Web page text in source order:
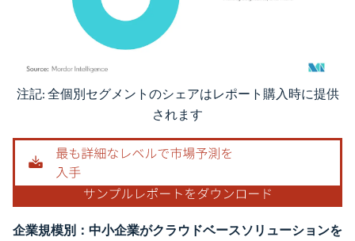
画像 © Mordor Intelligence。再利用にはCC BY 4.0の表示が必要です。
注記: 全個別セグメントのシェアはレポート購入時に提供
されます
企業規模別：中小企業がクラウドベースソリューションを